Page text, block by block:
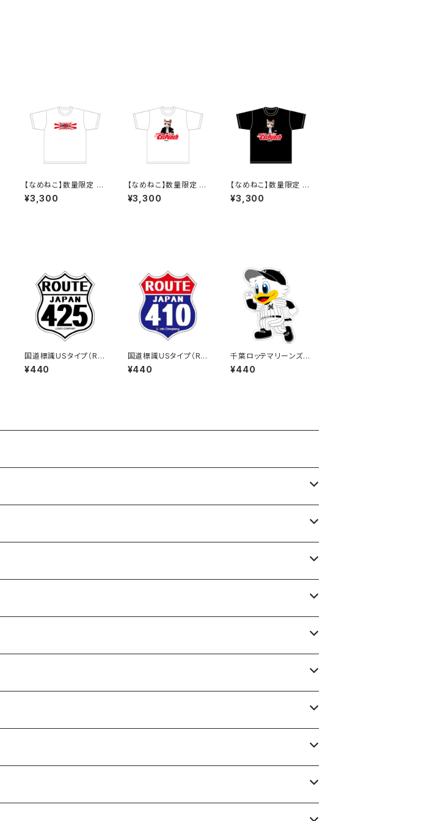
【なめねこ】数量限定 お
たのしみ企画！なくなり
次第終了 なめねこ
¥3,300
【なめねこ】数量限定 お
たのしみ企画！なくなり
次第終了 なめねこ
¥3,300
【なめねこ】数量限定 お
たのしみ企画！なくなり
次第終了 なめねこ
¥3,300
国道標識USタイプ（RO
UTE）ステッカー 425
号線（ホワイト）
¥440
国道標識USタイプ（RO
UTE）ステッカー 410号
線
¥440
千葉ロッテマリーンズス
テッカー14
¥440